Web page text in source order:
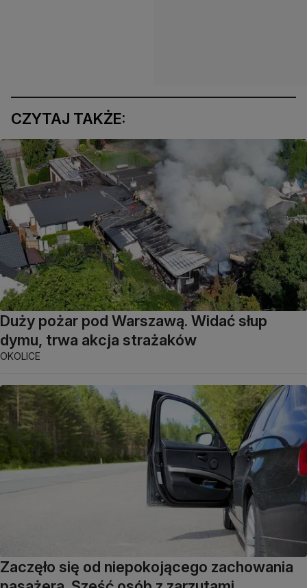
CZYTAJ TAKŻE:
Duży pożar pod Warszawą. Widać słup
dymu, trwa akcja strażaków
OKOLICE
Zaczęło się od niepokojącego zachowania